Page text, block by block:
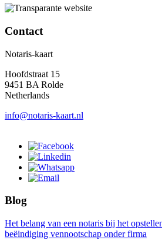
Contact
Notaris-kaart
Hoofdstraat 15
9451 BA Rolde
Netherlands
info@notaris-kaart.nl
Blog
Het belang van een notaris bij het
beëindiging vennootschap onder firma